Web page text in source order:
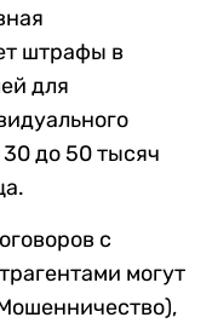
штрафы в
для
до 50 тысяч
с
могут